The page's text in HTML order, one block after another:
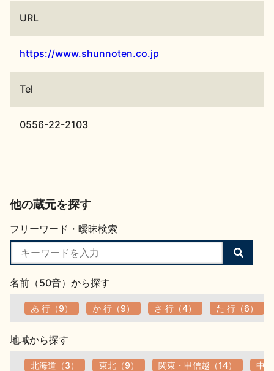
URL
https://www.shunnoten.co.jp
Tel
0556-22-2103
他の蔵元を探す
フリーワード・曖昧検索
検
索
名前（50音）から探す
あ 行（9） か 行（9） さ 行（4） た 行（6）
地域から探す
北海道（3） 東北（9） 関東・甲信越（14） 中